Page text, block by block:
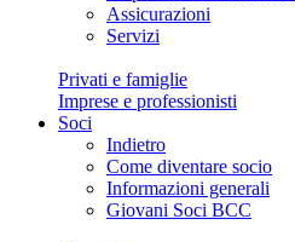
Assicurazioni
Servizi
Privati e famiglie
Imprese e professionisti
Soci
Indietro
Come diventare socio
Informazioni generali
Giovani Soci BCC